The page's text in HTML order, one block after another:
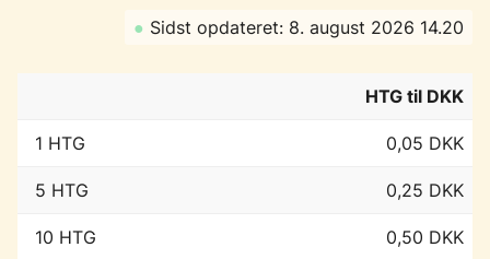
● Sidst opdateret: 8. august 2026 14.20
HTG til DKK
1 HTG 0,05 DKK
5 HTG 0,25 DKK
10 HTG 0,50 DKK